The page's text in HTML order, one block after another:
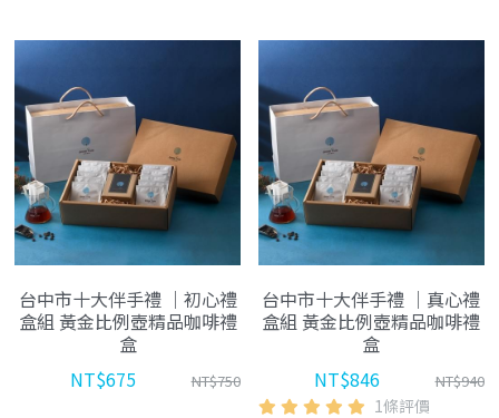
台中市十大伴手禮 ｜初心禮
盒組 黃金比例壺精品咖啡禮
盒
NT$675
NT$750
台中市十大伴手禮 ｜真心禮
盒組 黃金比例壺精品咖啡禮
盒
NT$846
NT$940
1條評價